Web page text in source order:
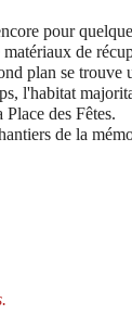
pour
de
plan se trouve
l'habitat
des Fêtes.
de la